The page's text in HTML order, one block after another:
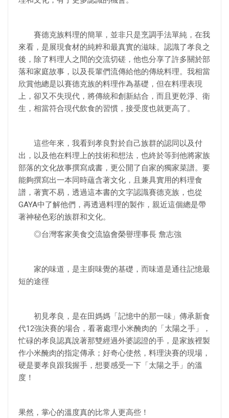
賽德克族料理的簡單，並非只是烹調手法單純，在我
來看，是展現食材的純粹和最真實的滋味。認識了孝良之
後，除了料理人之間的交流切磋，他也分享了許多關於部
落和家庭故事，以及長輩們流傳給他的傳統料理。我相當
欣賞他總是以賽德克族的料理作為基礎，但在料理表現
上，卻又不失現代，將傳統和創新結合，而且更乾淨、衛
生，相當符合現代飲食的習慣，接受度也就更高了。
這些年來，我看到孝良對於自己族群的認同以及付
出，以及他在料理上的技術和想法，也終於等到他將家族
部落的文化故事撰寫成書，更公開了自家的獨家菜譜。要
能夠撰寫出一本同時蘊含著文化，且兼具實用的料理食
譜，著實不易，透過這本書的文字認識賽德克族，也從
GAYA中了解他們，再透過料理的製作，親近這個總是帶
著神秘色彩的族群和文化。
◎台灣客家美食交流協會榮譽理事長 詹志強
家的味道，是主廚味覺的基礎，而味道是通往記憶最
短的途徑
初見孝良，是在田媽媽「記憶中的那一味」傳承新食
代12強決賽的場合，看著處理小米醃肉的「太陽之手」，
忙碌的孝良認真說著那雙經過外婆認證的手，是家族裡製
作小米醃肉的指定傳承；好奇心使然，料理決賽的現場，
硬是要孝良跟我握手，想要感受一下「太陽之手」的溫
度！
果然，掌心的溫度真的比常人更高些！